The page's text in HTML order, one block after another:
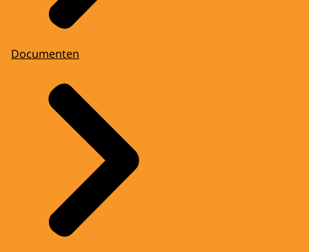
Documenten